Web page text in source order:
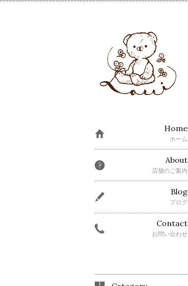
Home
ホーム
About
店舗のご案内
Blog
ブログ
Contact
お問い合わせ